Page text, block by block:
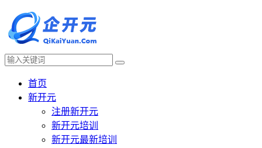
首页
新开元
注册新开元
新开元培训
新开元最新培训